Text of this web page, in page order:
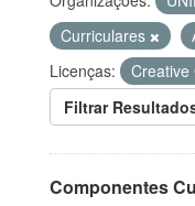
Curriculares
Licenças:
Creative
Filtrar
Componentes